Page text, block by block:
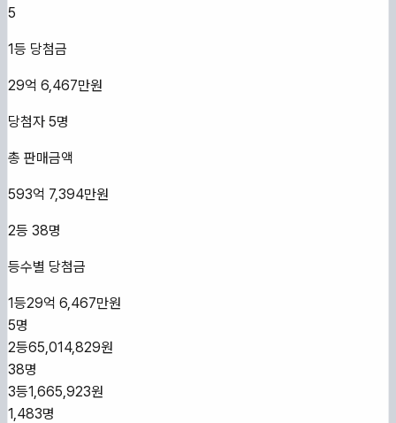
5
1등 당첨금
29억 6,467만원
당첨자 5명
총 판매금액
593억 7,394만원
2등 38명
등수별 당첨금
1등29억 6,467만원
5명
2등65,014,829원
38명
3등1,665,923원
1,483명